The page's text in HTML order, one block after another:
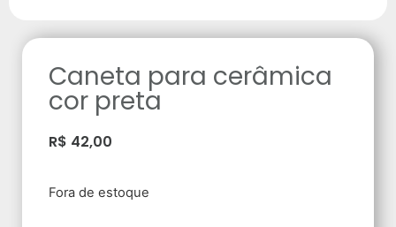
Caneta para cerâmica
cor preta
R$ 42,00
Fora de estoque